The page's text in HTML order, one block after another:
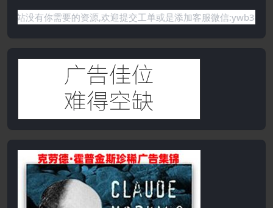
需要的资源,欢迎提交工单或是添加客服微信:ywb386获取帮助！